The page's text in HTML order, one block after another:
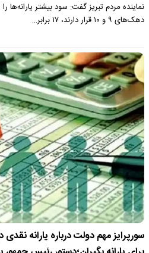
نماینده مردم تبریز گفت: سود بیشتر یارانه‌ها
دهک‌های ۹ و ۱۰ قرار دارند، ۱۷ برابر…
سورپرایز مهم دولت درباره یارانه